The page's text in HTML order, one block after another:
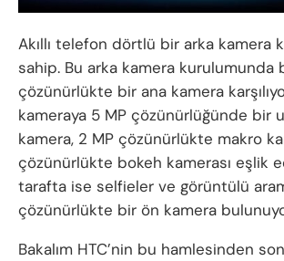
Akıllı telefon dörtlü bir arka kamera
sahip. Bu arka kamera kurulumunda
çözünürlükte bir ana kamera
kameraya 5 MP çözünürlüğünde bir
kamera, 2 MP çözünürlükte makro
çözünürlükte bokeh kamerası eşlik
tarafta ise selfieler ve görüntülü
çözünürlükte bir ön kamera
Bakalım HTC’nin bu hamlesinden